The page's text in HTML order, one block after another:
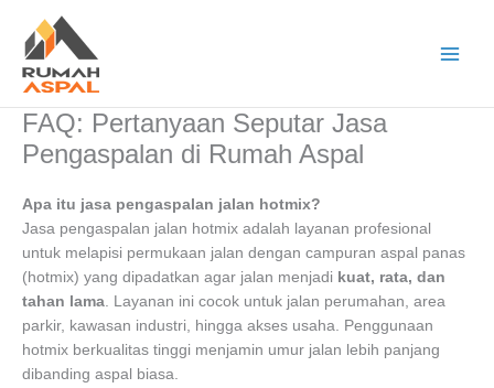
konten
FAQ: Pertanyaan Seputar Jasa
Pengaspalan di Rumah Aspal
Apa itu jasa pengaspalan jalan hotmix?
Jasa pengaspalan jalan hotmix adalah layanan profesional
untuk melapisi permukaan jalan dengan campuran aspal panas
(hotmix) yang dipadatkan agar jalan menjadi kuat, rata, dan
tahan lama . Layanan ini cocok untuk jalan perumahan, area
parkir, kawasan industri, hingga akses usaha. Penggunaan
hotmix berkualitas tinggi menjamin umur jalan lebih panjang
dibanding aspal biasa.